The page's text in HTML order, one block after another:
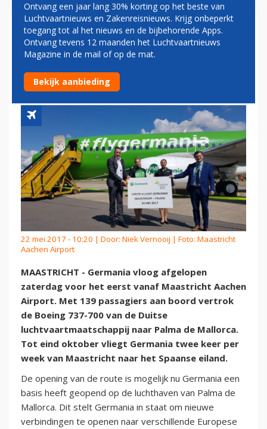
LUCHTDOOP GERMANIA OP
MAASTRICHT AACHEN
AIRPORT
22 mei 2017 - 10:20 | Door: Niek Vernooij | Foto: Maastricht
Aachen Airport
MAASTRICHT - Germania vloog afgelopen
zaterdag voor het eerst vanaf Maastricht Aachen
Airport. Met 139 passagiers aan boord vertrok
de Boeing 737-700 van de Duitse
luchtvaartmaatschappij naar Palma de Mallorca.
Tot eind oktober vliegt Germania twee keer per
week van Maastricht naar het Spaanse eiland.
De opening van de route is mogelijk nu Germania een
basis heeft geopend op de luchthaven van Palma de
Mallorca. Dit stelt Germania in staat om nieuwe
verbindingen te openen naar verschillende Europese
Ontvang een jaar lang 30% korting op het beste van
Luchtvaartnieuws en Zakenreisnieuws. Krijg onbeperkt
toegang tot al het nieuws en de bijbehorende Apps.
Ontvang tevens 12 maanden het Luchtvaartnieuws
Magazine in de mail of op de mat.
Bekijk aanbieding